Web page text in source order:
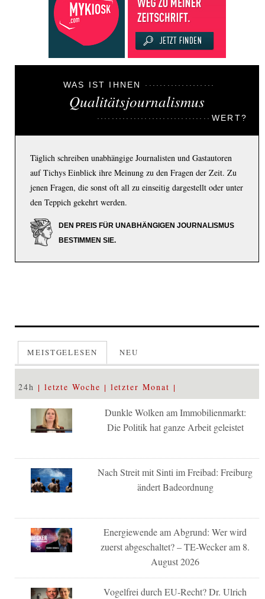
WAS IST IHNEN
Qualitätsjournalismus
WERT?
Täglich schreiben unabhängige Journalisten und Gastautoren
auf Tichys Einblick ihre Meinung zu den Fragen der Zeit. Zu
jenen Fragen, die sonst oft all zu einseitig dargestellt oder unter
den Teppich gekehrt werden.
DEN PREIS FÜR UNABHÄNGIGEN JOURNALISMUS
BESTIMMEN SIE.
MEISTGELESEN NEU
24h letzte Woche letzter Monat
Dunkle Wolken am Immobilienmarkt:
Die Politik hat ganze Arbeit geleistet
Nach Streit mit Sinti im Freibad: Freiburg
ändert Badeordnung
Energiewende am Abgrund: Wer wird
zuerst abgeschaltet? – TE-Wecker am 8.
August 2026
Vogelfrei durch EU-Recht? Dr. Ulrich